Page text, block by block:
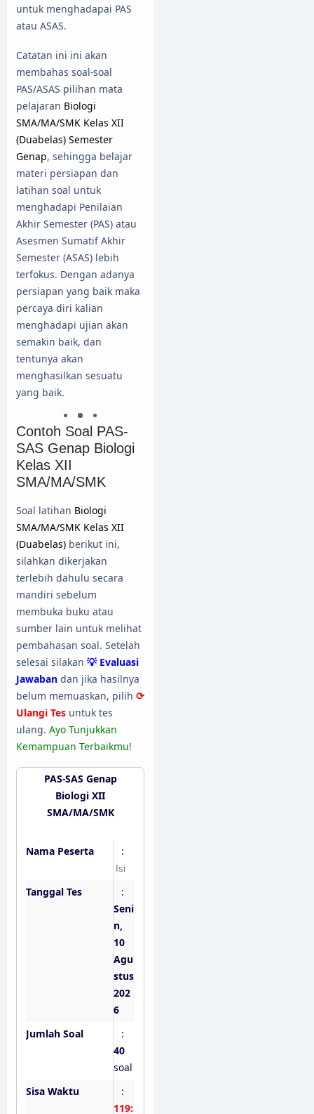
untuk menghadapai PAS
atau ASAS.
Catatan ini ini akan
membahas soal-soal
PAS/ASAS pilihan mata
pelajaran Biologi
SMA/MA/SMK Kelas XII
(Duabelas) Semester
Genap, sehingga belajar
materi persiapan dan
latihan soal untuk
menghadapi Penilaian
Akhir Semester (PAS) atau
Asesmen Sumatif Akhir
Semester (ASAS) lebih
terfokus. Dengan adanya
persiapan yang baik maka
percaya diri kalian
menghadapi ujian akan
semakin baik, dan
tentunya akan
menghasilkan sesuatu
yang baik.
Contoh Soal PAS-
SAS Genap Biologi
Kelas XII
SMA/MA/SMK
Soal latihan Biologi
SMA/MA/SMK Kelas XII
(Duabelas) berikut ini,
silahkan dikerjakan
terlebih dahulu secara
mandiri sebelum
membuka buku atau
sumber lain untuk melihat
pembahasan soal. Setelah
selesai silakan 💡 Evaluasi
Jawaban dan jika hasilnya
belum memuaskan, pilih ⟳
Ulangi Tes untuk tes
ulang. Ayo Tunjukkan
Kemampuan Terbaikmu!
PAS-SAS Genap
Biologi XII
SMA/MA/SMK
Nama Peserta :
Tanggal Tes
:
Seni
n,
10
Agu
stus
202
6
Jumlah Soal
:
40
soal
Sisa Waktu
:
119: